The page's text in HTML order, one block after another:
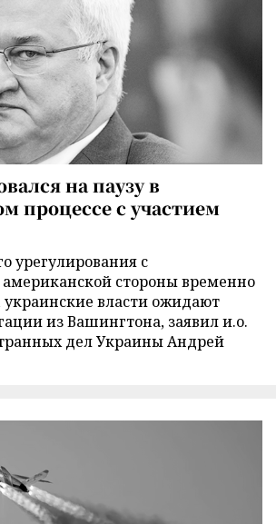
на паузу в
процессе с участием
урегулирования с
стороны временно
украинские власти ожидают
из Вашингтона, заявил и.о.
дел Украины Андрей